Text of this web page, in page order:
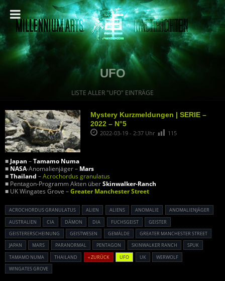
UFO
LISTE ALLER "UFO" EINTRÄGE
Mystery Kurzmeldungen | SERIE –
2022 – N°5
2022-03-19 - 2:37 Uhr 115
■ Japan –Tamamo Numa
■ NASA-Anomalienjäger – Mars
■Thailand –Acrochordus granulatus
■ Pentagon-Programm Akten überSkinwalker-Ranch
■ UK Wingates Grove –Greater Manchester Street
ACROCHORDUS GRANULATUS ALIEN ALIENS ANOMALIE
ANOMALIENJÄGER
AUSTRALIEN
CIA DÄMON DIA FUCHSGEIST
GEISTER
GEISTERERSCHEINUNG
GEISTWESEN GEMÄLDE
GREATER MANCHESTER STREET
JAPAN
MARS PARANORMAL PENTAGON SKINWALKER RANCH
SPUK
TAMAMO NUMA
THAILAND « ZURÜCK UFO UK
WERWOLF
WINGATES GROVE